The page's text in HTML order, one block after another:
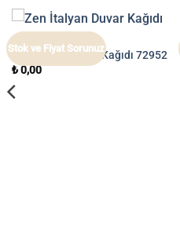
Stok ve Fiyat Sorunuz
Zen İtalyan Duvar Kağıdı 72952
₺0,00